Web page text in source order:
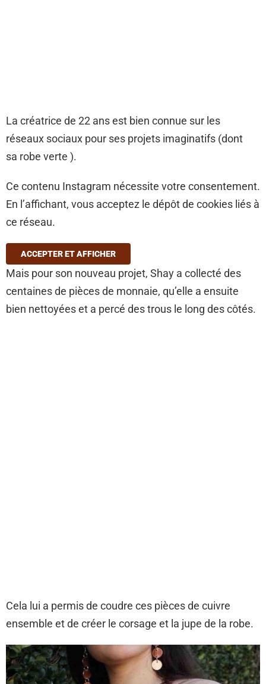
La créatrice de 22 ans est bien connue sur les
réseaux sociaux pour ses projets imaginatifs (dont
sa robe verte ).
Ce contenu Instagram nécessite votre consentement.
En l’affichant, vous acceptez le dépôt de cookies liés à
ce réseau.
ACCEPTER ET AFFICHER
Mais pour son nouveau projet, Shay a collecté des
centaines de pièces de monnaie, qu’elle a ensuite
bien nettoyées et a percé des trous le long des côtés.
Cela lui a permis de coudre ces pièces de cuivre
ensemble et de créer le corsage et la jupe de la robe.